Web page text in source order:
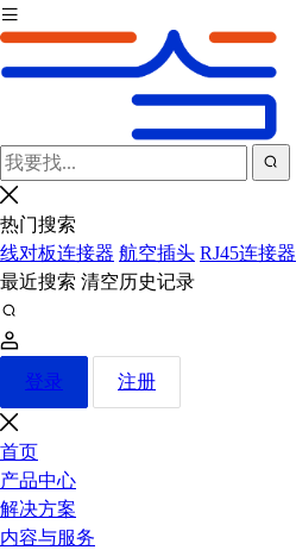
热门搜索
线对板连接器 航空插头 RJ45连接器
最近搜索 清空历史记录
登录 注册
首页
产品中心
解决方案
内容与服务